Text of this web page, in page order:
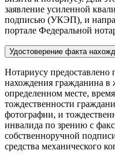
заявление усиленной
подписью (УКЭП), и
портале Федеральной
Удостоверение факта
Нотариусу предоставлено
нахождения гражданина
определенном месте,
тождественности
фотографии, и
инвалида по зрению с
собственноручной
средства механического